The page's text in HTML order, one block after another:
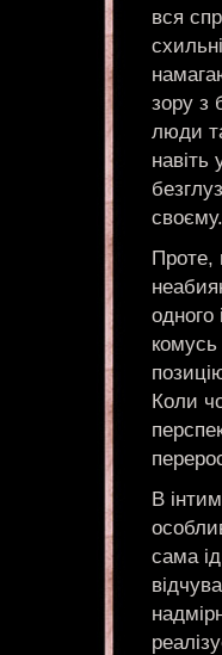
вся
зору з
люди
своєму.
Проте,
одного
Коли
В
сама